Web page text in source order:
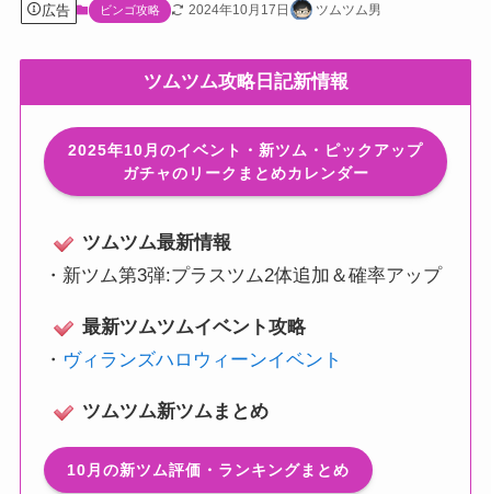
広告 ビンゴ攻略 2024年10月17日 ツムツム男
ツムツム攻略日記新情報
2025年10月のイベント・新ツム・ピックアップ
ガチャのリークまとめカレンダー
ツムツム最新情報
・ 新ツム第3弾:プラスツム2体追加＆確率アップ
最新ツムツムイベント攻略
・ ヴィランズハロウィーンイベント
ツムツム新ツムまとめ
10月の新ツム評価・ランキングまとめ